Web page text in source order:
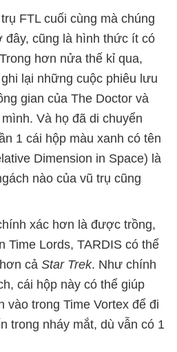
FTL cuối cùng mà chúng
đây, cũng là hình thức ít có
hơn nửa thế kỉ qua,
lại những cuộc phiêu lưu
gian của The Doctor và
Và họ đã di chuyển
1 cái hộp màu xanh có tên
Dimension in Space) là
nào của vũ trụ cũng
xác hơn là được trồng,
Time Lords, TARDIS có thể
cả Star Trek. Như chính
cái hộp này có thể giúp
vào trong Time Vortex để đi
trong nháy mắt, dù vẫn có 1